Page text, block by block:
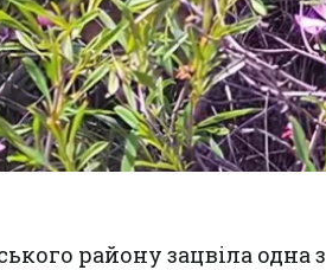
району зацвіла одна з